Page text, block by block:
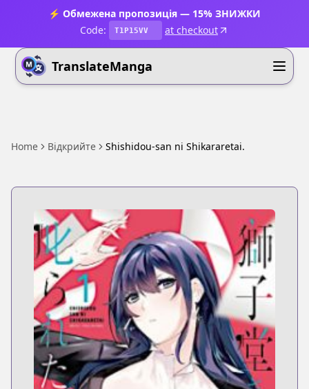
⚡ Обмежена пропозиція — 15% ЗНИЖКИ
Code:
T1P15VV at checkout
TranslateManga
Home Відкрийте Shishidou-san ni Shikararetai.